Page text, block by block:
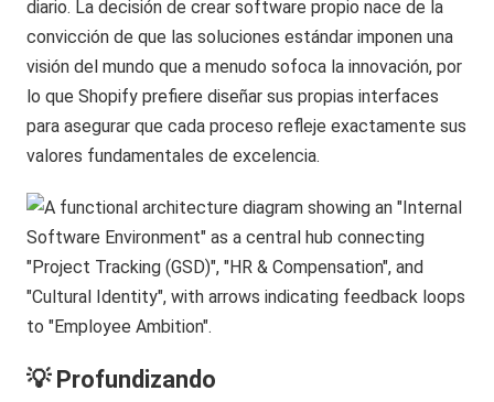
diario. La decisión de crear software propio nace de la
convicción de que las soluciones estándar imponen una
visión del mundo que a menudo sofoca la innovación, por
lo que Shopify prefiere diseñar sus propias interfaces
para asegurar que cada proceso refleje exactamente sus
valores fundamentales de excelencia.
💡 Profundizando